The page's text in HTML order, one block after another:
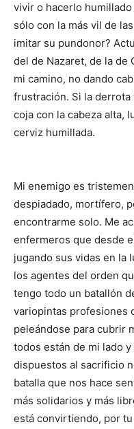
vivir o hacerlo
sólo con la más vil de
imitar su pundonor?
del de Nazaret, de la de
mi camino, no dando
frustración. Si la
coja con la cabeza alta,
cerviz humillada.
Mi enemigo es
despiadado, mortífero,
encontrarme solo. Me
enfermeros que desde
jugando sus vidas en la
los agentes del orden
tengo todo un batallón
variopintas profesiones
peleándose para cubrir
todos están de mi lado
dispuestos al sacrificio
batalla que nos hace
más solidarios y más
está convirtiendo, por